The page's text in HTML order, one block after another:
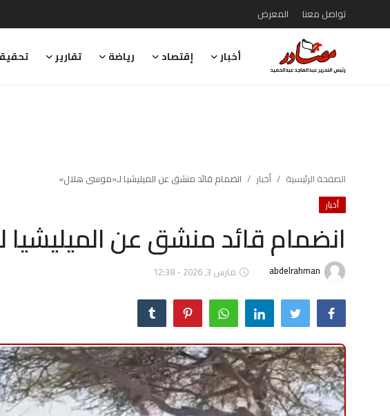
تواصل معنا المعرض
أخبار إقتصاد رياضة تقارير
تحقيقات
حوادث وقضايا
الصفحة الرئيسية أخبار انضمام قائد منشق عن الميليشيا لـ«موسى هلال»
أخبار
انضمام قائد منشق عن
abdelrahman مارس 3, 2026 - 12:38